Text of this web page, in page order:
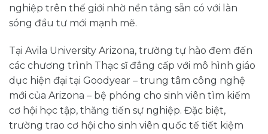
nghiệp trên thế giới nhờ nền tảng sẵn có với làn
sóng đầu tư mới mạnh mẽ.
Tại Avila University Arizona, trường tự hào đem đến
các chương trình Thạc sĩ đẳng cấp với mô hình giáo
dục hiện đại tại Goodyear – trung tâm công nghệ
mới của Arizona – bệ phóng cho sinh viên tìm kiếm
cơ hội học tập, thăng tiến sự nghiệp. Đặc biệt,
trường trao cơ hội cho sinh viên quốc tế tiết kiệm